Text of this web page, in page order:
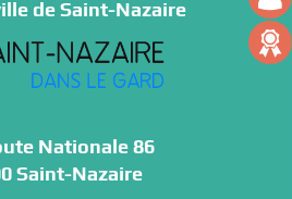
de Saint-Nazaire
Nationale 86
Saint-Nazaire